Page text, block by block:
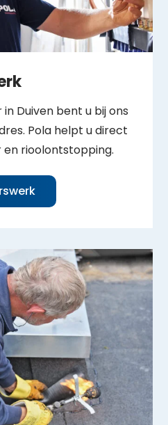
Duiven bent u bij ons
Pola helpt u direct
en rioolontstopping.